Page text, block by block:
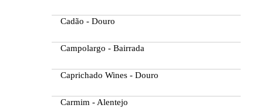
Cadão - Douro
Campolargo - Bairrada
Caprichado Wines - Douro
Carmim - Alentejo